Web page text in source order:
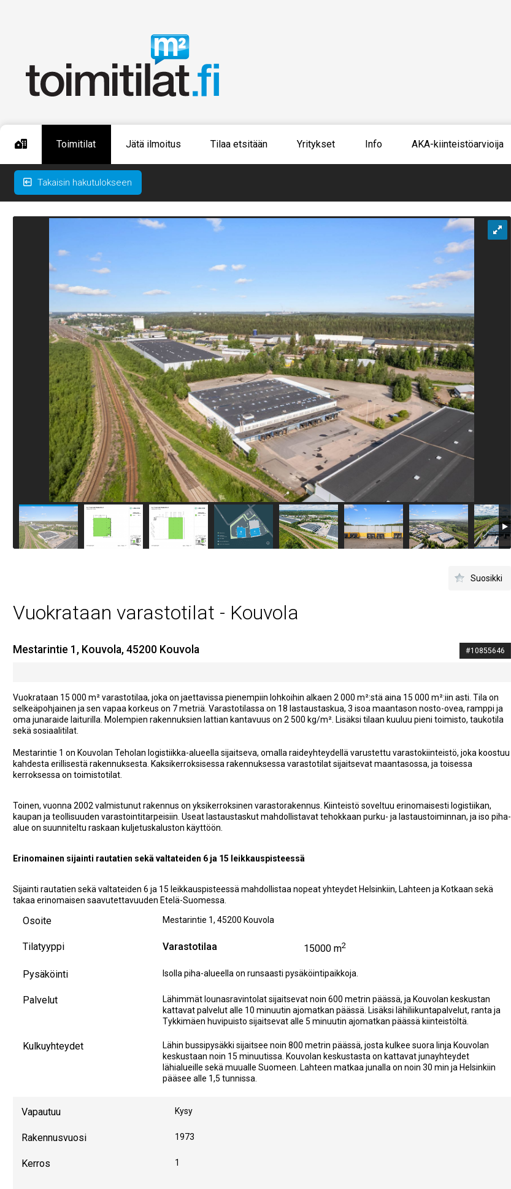
Toimitilat Jätä ilmoitus Tilaa etsitään Yritykset Info AKA-kiinteistöarvioija
Takaisin hakutulokseen
Suosikki
Vuokrataan varastotilat - Kouvola
Mestarintie 1, Kouvola, 45200 Kouvola #10855646
Vuokrataan 15 000 m² varastotilaa, joka on jaettavissa pienempiin lohkoihin alkaen 2 000 m²:stä aina 15 000 m²:iin asti. Tila on
selkeäpohjainen ja sen vapaa korkeus on 7 metriä. Varastotilassa on 18 lastaustaskua, 3 isoa maantason nosto-ovea, ramppi ja
oma junaraide laiturilla. Molempien rakennuksien lattian kantavuus on 2 500 kg/m². Lisäksi tilaan kuuluu pieni toimisto, taukotila
sekä sosiaalitilat.
Mestarintie 1 on Kouvolan Teholan logistiikka-alueella sijaitseva, omalla raideyhteydellä varustettu varastokiinteistö, joka koostuu
kahdesta erillisestä rakennuksesta. Kaksikerroksisessa rakennuksessa varastotilat sijaitsevat maantasossa, ja toisessa
kerroksessa on toimistotilat.
Toinen, vuonna 2002 valmistunut rakennus on yksikerroksinen varastorakennus. Kiinteistö soveltuu erinomaisesti logistiikan,
kaupan ja teollisuuden varastointitarpeisiin. Useat lastaustaskut mahdollistavat tehokkaan purku- ja lastaustoiminnan, ja iso piha-
alue on suunniteltu raskaan kuljetuskaluston käyttöön.
Erinomainen sijainti rautatien sekä valtateiden 6 ja 15 leikkauspisteessä
Sijainti rautatien sekä valtateiden 6 ja 15 leikkauspisteessä mahdollistaa nopeat yhteydet Helsinkiin, Lahteen ja Kotkaan sekä
takaa erinomaisen saavutettavuuden Etelä-Suomessa.
Osoite Mestarintie 1, 45200 Kouvola
Tilatyyppi Varastotilaa 15000 m2
Pysäköinti Isolla piha-alueella on runsaasti pysäköintipaikkoja.
Palvelut
Lähimmät lounasravintolat sijaitsevat noin 600 metrin päässä, ja Kouvolan keskustan
kattavat palvelut alle 10 minuutin ajomatkan päässä. Lisäksi lähiliikuntapalvelut, ranta ja
Tykkimäen huvipuisto sijaitsevat alle 5 minuutin ajomatkan päässä kiinteistöltä.
Kulkuyhteydet
Lähin bussipysäkki sijaitsee noin 800 metrin päässä, josta kulkee suora linja Kouvolan
keskustaan noin 15 minuutissa. Kouvolan keskustasta on kattavat junayhteydet
lähialueille sekä muualle Suomeen. Lahteen matkaa junalla on noin 30 min ja Helsinkiin
pääsee alle 1,5 tunnissa.
Vapautuu Kysy
Rakennusvuosi 1973
Kerros 1